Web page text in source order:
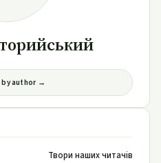
by author →
Твори наших читачів